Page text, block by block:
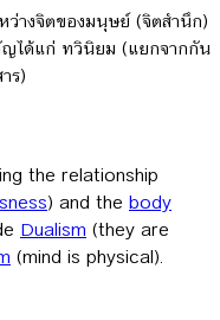
างจิตของมนุษย์ (จิตสำนึก)
ญได้แก่ ทวินิยม (แยกจากกัน
ร)
the relationship
) and the body
Dualism (they are
(mind is physical).